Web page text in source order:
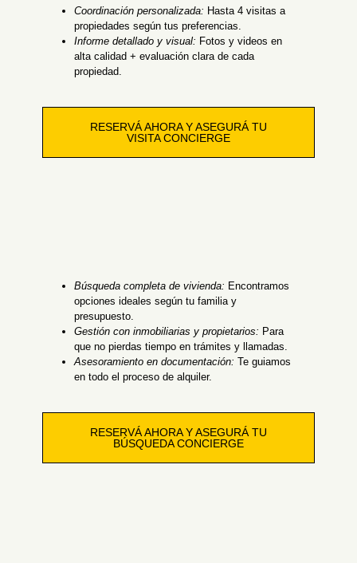
Coordinación personalizada: Hasta 4 visitas a
propiedades según tus preferencias.
Informe detallado y visual: Fotos y videos en
alta calidad + evaluación clara de cada
propiedad.
RESERVÁ AHORA Y ASEGURÁ TU
VISITA CONCIERGE
Búsqueda completa de vivienda: Encontramos
opciones ideales según tu familia y
presupuesto.
Gestión con inmobiliarias y propietarios: Para
que no pierdas tiempo en trámites y llamadas.
Asesoramiento en documentación: Te guiamos
en todo el proceso de alquiler.
RESERVÁ AHORA Y ASEGURÁ TU
BÚSQUEDA CONCIERGE